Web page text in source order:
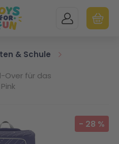
MEIN KONTO
& Schule
Over für das
- 28 %